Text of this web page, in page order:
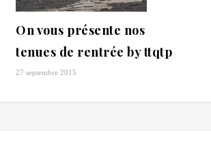
On vous présente nos
tenues de rentrée by ttqtp
27 septembre 2015